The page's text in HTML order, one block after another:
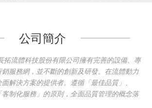
公司簡介
拓流體科技股份有限公司擁有完善的設備、專
服務網，並不斷的創新及研發。在流體動力
解決方案的提供者。遵循「最佳品質」、
客制化服務」的原則，全面品質管理的概念落